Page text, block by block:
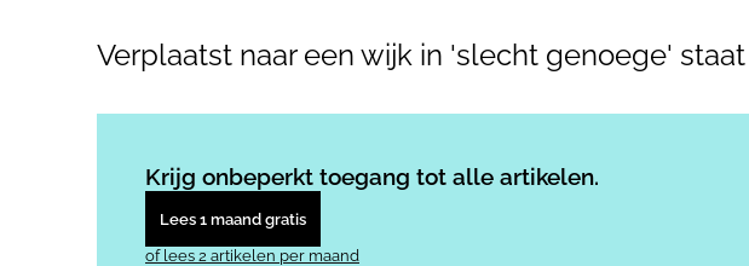
Verplaatst naar een wijk in 'slecht genoege' staat
Krijg onbeperkt toegang tot alle artikelen.
Lees 1 maand gratis
of lees 2 artikelen per maand